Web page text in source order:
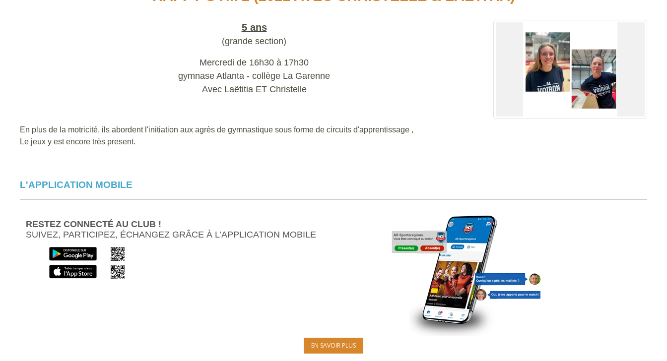
5 ans
(grande section)
Mercredi de 16h30 à 17h30
gymnase Atlanta - collège La Garenne
Avec Laëtitia ET Christelle
En plus de la motricité, ils abordent l'initiation aux agrès de gymnastique sous forme de circuits d'apprentissage ,
Le jeux y est encore très present.
L'APPLICATION MOBILE
RESTEZ CONNECTÉ AU CLUB !
SUIVEZ, PARTICIPEZ, ÉCHANGEZ GRÂCE À L’APPLICATION MOBILE
EN SAVOIR PLUS